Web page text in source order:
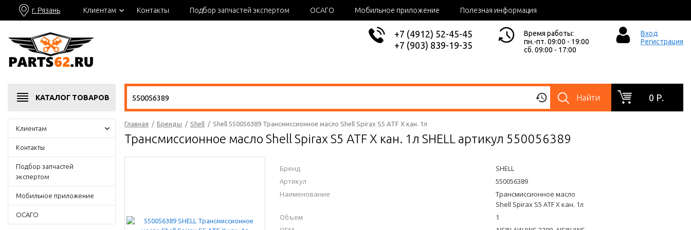
г. Рязань Клиентам Контакты Подбор запчастей экспертом ОСАГО Мобильное приложение Полезная информация
+7 (4912) 52-45-45
+7 (903) 839-19-35
Время работы:
пн.-пт. 09:00 - 19:00
сб. 09:00 - 17:00
Вход
Регистрация
КАТАЛОГ ТОВАРОВ Найти 0 Р.
Клиентам
Контакты
Подбор запчастей
экспертом
Мобильное приложение
ОСАГО
Главная / Бренды / Shell / Shell 550056389 Трансмиссионное масло Shell Spirax S5 ATF X кан. 1л
Трансмиссионное масло Shell Spirax S5 ATF X кан. 1л SHELL артикул 550056389
Бренд
SHELL
Артикул
550056389
Наименование
Трансмиссионное масло
Shell Spirax S5 ATF X кан. 1л
Объем
1